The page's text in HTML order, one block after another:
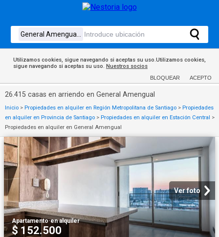
Utilizamos cookies, sigue navegando si aceptas su uso.Utilizamos cookies,
sigue navegando si aceptas su uso. Nuestros socios
BLOQUEAR ACEPTO
26.415 casas en arriendo en General Amengual
Inicio > Propiedades en alquiler en Región Metropolitana de Santiago > Propiedades
en alquiler en Provincia de Santiago > Propiedades en alquiler en Estación Central >
Propiedades en alquiler en General Amengual
Ver foto
Apartamento·en alquiler
$ 152.500